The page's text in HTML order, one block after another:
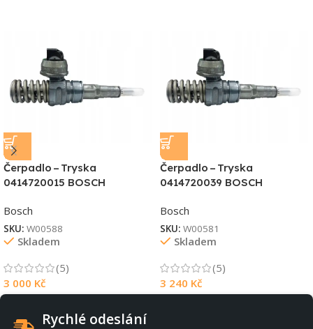
Čerpadlo – Tryska
0414720015 BOSCH
Bosch
SKU: W00588
Skladem
(5)
3 000 Kč
Čerpadlo – Tryska
0414720039 BOSCH
Bosch
SKU: W00581
Skladem
(5)
3 240 Kč
Rychlé odeslání